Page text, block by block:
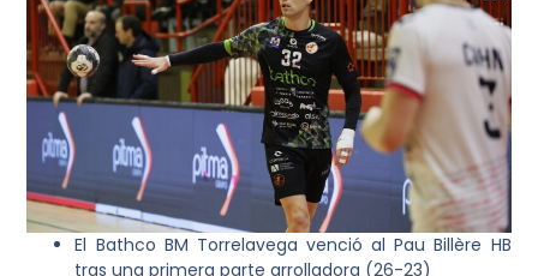
El Bathco BM Torrelavega venció al Pau Billère HB
tras una primera parte arrolladora (26-23)